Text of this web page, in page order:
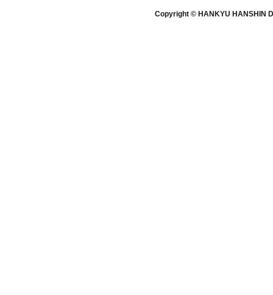
Copyright © HANKYU HANSHIN